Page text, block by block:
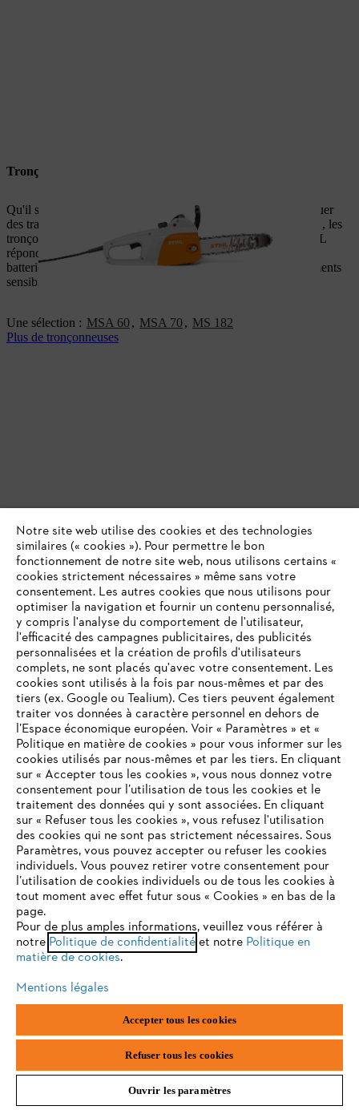
Tronçonneuses STIHL pour petits jardins
Qu'il s'agisse
de l’entretien paysager d’un petit jardin, d’effectuer
des travaux manuels simples ou de
sci
, les
tronçonneuses sur batterie, électriques ou thermiques de STIHL
répondent à vos besoins à chaque fois. Nos tronçonneuses sur
batterie légères sont particulièrement adaptées aux environnements
sensibles au bruit.
Une sélection : MSA 60, MSA 70, MS 182
Plus de tronçonneuses
Taille-haies et scies de jardin STIHL
Avec ces taille-haies, cisailles et scies de jardin de STIHL,
entretiendrez facilement votre petit jardin.
Ces outils sont le choix idéal pour tailler les haies, buissons topiaires
et plantes basses, depuis le sol jusqu'à hauteur de poitrine.
Une sélection :HS 45 , HSA 26,GTA 26 HSA 45,HLA 56
Plus de taille-haies
Souffleurs de feuilles sur batterie STIHL
pratiques pour les petits jardins, les jardins en
façade et les cours intérieures ainsi que pour le nettoyage rapide et
efficace des petites zones à l’extérieur de la maison.
poignée confortable et sa commande bimanuelle verrouillable, ce
VOTRE NAVIGATEUR INTERNET
N'EST PLUS PRIS EN CHARGE
Vous utilisez un navigateur Internet que nous ne prenons plus
en charge, et certaines fonctionnalités de notre site ne
peuvent fonctionner correctement. Pour une utilisation
optimale de notre site, nous vous recommandons de passer à
l'un des navigateurs suivants :
firefox chrome
edge
Notre site web utilise des cookies et des technologies
similaires (« cookies »). Pour permettre le bon
fonctionnement de notre site web, nous utilisons certains «
cookies strictement nécessaires » même sans votre
consentement. Les autres cookies que nous utilisons pour
optimiser la navigation et fournir un contenu personnalisé,
y compris l'analyse du comportement de l'utilisateur,
l'efficacité des campagnes publicitaires, des publicités
personnalisées et la création de profils d'utilisateurs
complets, ne sont placés qu'avec votre consentement. Les
cookies sont utilisés à la fois par nous-mêmes et par des
tiers (ex. Google ou Tealium). Ces tiers peuvent également
traiter vos données à caractère personnel en dehors de
l’Espace économique européen. Voir « Paramètres » et «
Politique en matière de cookies » pour vous informer sur les
cookies utilisés par nous-mêmes et par les tiers. En cliquant
sur « Accepter tous les cookies », vous nous donnez votre
consentement pour l’utilisation de tous les cookies et le
traitement des données qui y sont associées. En cliquant
sur « Refuser tous les cookies », vous refusez l'utilisation
des cookies qui ne sont pas strictement nécessaires. Sous
Paramètres, vous pouvez accepter ou refuser les cookies
individuels. Vous pouvez retirer votre consentement pour
l’utilisation de cookies individuels ou de tous les cookies à
tout moment avec effet futur sous « Cookies » en bas de la
page.
Pour de plus amples informations, veuillez vous référer à
notre Politique de confidentialitéet notre Politique en
matière de cookies.
Mentions légales
Accepter tous les cookies
Refuser tous les cookies
Ouvrir les paramètres